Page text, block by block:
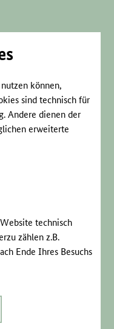
können,
sind technisch für
Andere dienen der
erweiterte
technisch
zählen z.B.
Ende Ihres Besuchs